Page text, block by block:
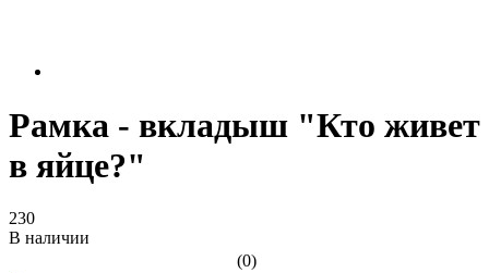
Рамка - вкладыш "Кто живет
в яйце?"
230
В наличии
(0)